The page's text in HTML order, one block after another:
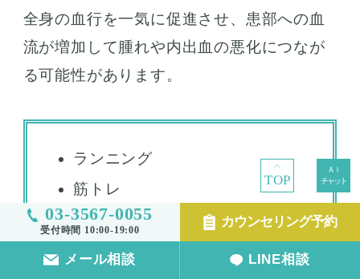
TOP
03-3567-0055
受付時間 10:00-19:00
カウンセリング予約
メール相談 LINE相談
全身の血行を一気に促進させ、患部への血
流が増加して腫れや内出血の悪化につなが
る可能性があります。
ランニング
筋トレ
水泳